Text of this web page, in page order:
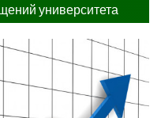
университета